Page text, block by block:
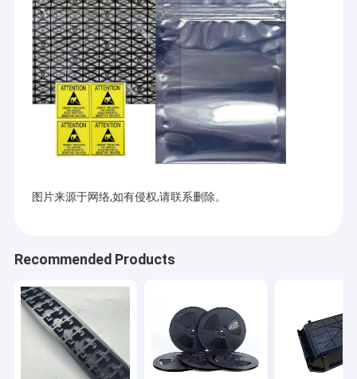
图片来源于网络,如有侵权,请联系删除。
Recommended Products